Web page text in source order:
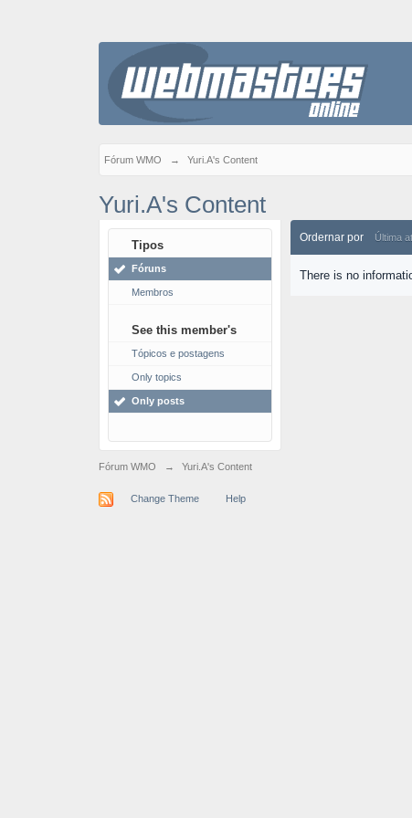
Fórum WMO → Yuri.A's Content
Yuri.A's Content
Tipos
Fóruns
Membros
See this member's
Tópicos e postagens
Only topics
Only posts
Ordernar por Última
There is no
Fórum WMO → Yuri.A's Content
Change Theme Help